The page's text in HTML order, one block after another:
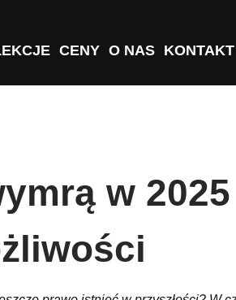
CENY O NAS KONTAKT
w